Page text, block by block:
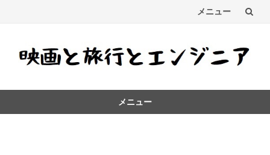
メニュー
メニュー